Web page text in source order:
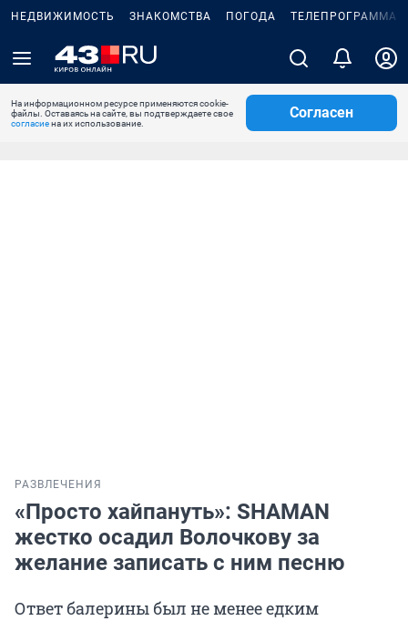
НЕДВИЖИМОСТЬ ЗНАКОМСТВА ПОГОДА ТЕЛЕПРОГРАММА
На информационном ресурсе применяются cookie-
файлы. Оставаясь на сайте, вы подтверждаете свое
согласиена их использование.
Согласен
РАЗВЛЕЧЕНИЯ
«Просто хайпануть»: SHAMAN
жестко осадил Волочкову за
желание записать с ним песню
Ответ балерины был не менее едким